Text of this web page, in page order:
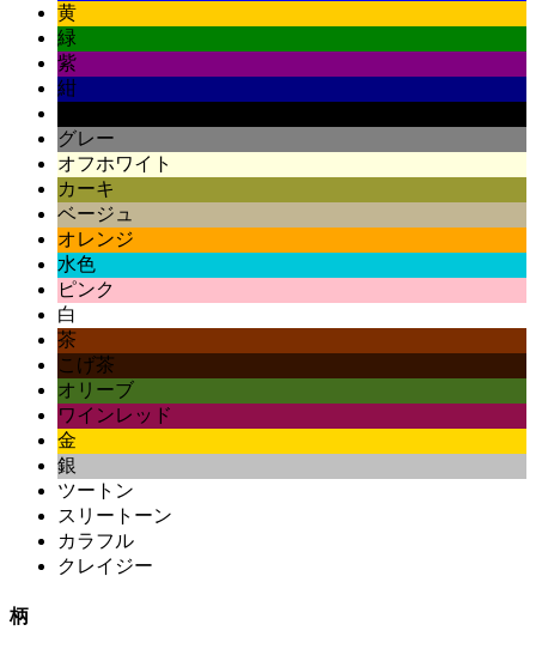
黄
緑
紫
紺
グレー
オフホワイト
カーキ
ベージュ
オレンジ
水色
ピンク
白
茶
こげ茶
オリーブ
ワインレッド
金
銀
ツートン
スリートーン
カラフル
クレイジー
柄